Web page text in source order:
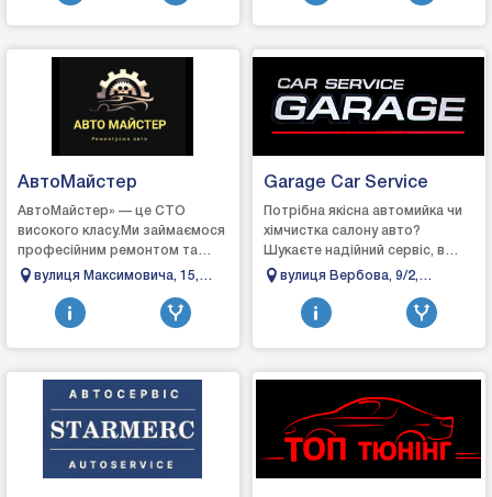
автозапчастин
АвтоМайстер
АвтоМайстер» — це СТО
високого класу.Ми займаємося
професійним ремонтом та
обслуговування автомобілів.
спеціалісти у свої...
вулиця Максимовича, 15,
Івано-Франківськ, Івано-
Франківська область
Garage Car Service
Потрібна якісна автомийка чи
хімчистка салону авто?
Шукаєте надійний сервіс, в
якому точно продіагностують
відремонтують? «Gara...
вулиця Вербова, 9/2,
Тисмениця, Івано-
Франківська область